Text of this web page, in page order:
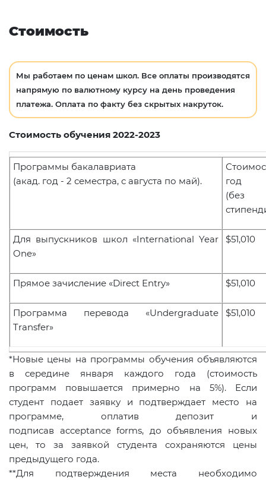
Стоимость
Мы работаем по ценам школ. Все оплаты производятся
напрямую по валютному курсу на день проведения
платежа. Оплата по факту без скрытых накруток.
Стоимость обучения 2022-2023
Программы бакалавриата
(акад. год - 2 семестра, с августа по май).
год
(без
Для выпускников школ «International Year
One»
$51,010
Прямое зачисление «Direct Entry» $51,010
Программа перевода «Undergraduate
Transfer»
$51,010
*Новые цены на программы обучения объявляются
в середине января каждого года (стоимость
программ повышается примерно на 5%). Если
студент подает заявку и подтверждает место на
программе, оплатив депозит и
подписав acceptance forms, до объявления новых
цен, то за заявкой студента сохраняются цены
предыдущего года.
**Для подтверждения места необходимо